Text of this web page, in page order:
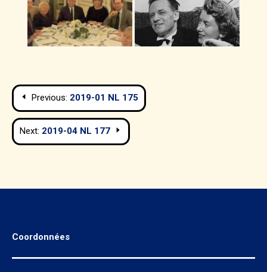
Navigation
de
l’article
Previous: 2019-01 NL 175
Next: 2019-04 NL 177
Coordonnées